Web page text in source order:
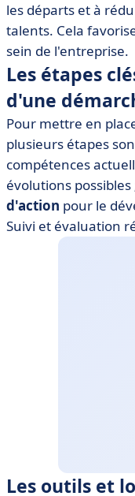
les départs et à
talents. Cela
sein de l'entreprise.
Les étapes
d'une
Pour mettre en
plusieurs étapes
compétences
évolutions
d'action pour le
Suivi et évaluation
Les outils et